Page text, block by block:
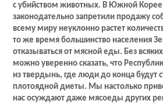
с убийством животных. В Южной Корее
законодательно запретили продажу
всему миру неуклонно растет
то же время большинство населения
отказываться от мясной еды. Без
можно уверенно сказать, что
из твердынь, где люди до конца будут
плотоядной диеты. Мы настолько
нас осуждают даже мясоеды других